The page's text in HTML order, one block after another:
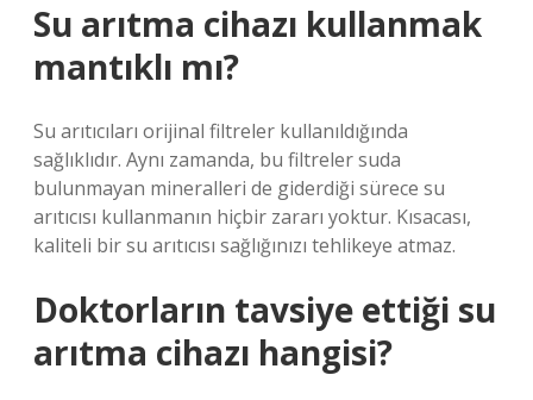
Su arıtma cihazı kullanmak
mantıklı mı?
Su arıtıcıları orijinal filtreler kullanıldığında
sağlıklıdır. Aynı zamanda, bu filtreler suda
bulunmayan mineralleri de giderdiği sürece su
arıtıcısı kullanmanın hiçbir zararı yoktur. Kısacası,
kaliteli bir su arıtıcısı sağlığınızı tehlikeye atmaz.
Doktorların tavsiye ettiği su
arıtma cihazı hangisi?